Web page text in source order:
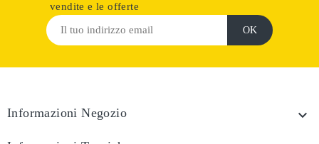
vendite e le offerte
Informazioni Negozio 